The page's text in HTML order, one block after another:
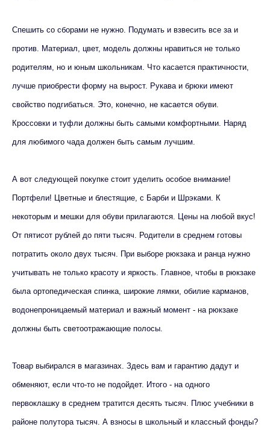
Спешить со сборами не нужно. Подумать и взвесить все за и
против. Материал, цвет, модель должны нравиться не только
родителям, но и юным школьникам. Что касается практичности,
лучше приобрести форму на вырост. Рукава и брюки имеют
свойство подгибаться. Это, конечно, не касается обуви.
Кроссовки и туфли должны быть самыми комфортными. Наряд
для любимого чада должен быть самым лучшим.
А вот следующей покупке стоит уделить особое внимание!
Портфели! Цветные и блестящие, с Барби и Шрэками. К
некоторым и мешки для обуви прилагаются. Цены на любой вкус!
От пятисот рублей до пяти тысяч. Родители в среднем готовы
потратить около двух тысяч. При выборе рюкзака и ранца нужно
учитывать не только красоту и яркость. Главное, чтобы в рюкзаке
была ортопедическая спинка, широкие лямки, обилие карманов,
водонепроницаемый материал и важный момент - на рюкзаке
должны быть светоотражающие полосы.
Товар выбирался в магазинах. Здесь вам и гарантию дадут и
обменяют, если что-то не подойдет. Итого - на одного
первоклашку в среднем тратится десять тысяч. Плюс учебники в
районе полутора тысяч. А взносы в школьный и классный фонды?